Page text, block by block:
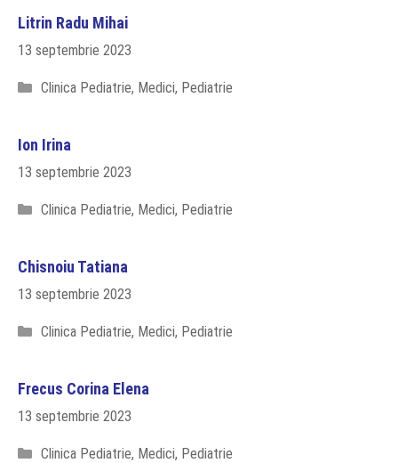
Litrin Radu Mihai
13 septembrie 2023
Categorii
Clinica Pediatrie, Medici, Pediatrie
Ion Irina
13 septembrie 2023
Categorii
Clinica Pediatrie, Medici, Pediatrie
Chisnoiu Tatiana
13 septembrie 2023
Categorii
Clinica Pediatrie, Medici, Pediatrie
Frecus Corina Elena
13 septembrie 2023
Categorii
Clinica Pediatrie, Medici, Pediatrie